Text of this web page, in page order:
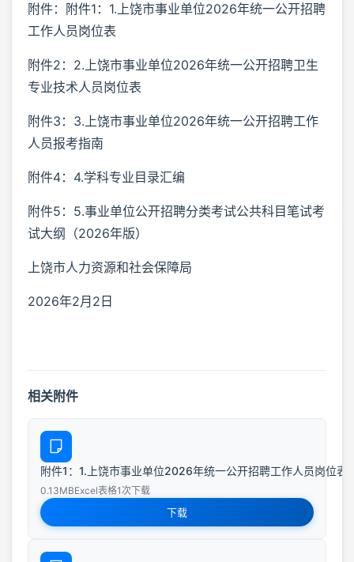
附件：附件1：1.上饶市事业单位2026年统一公开招聘
工作人员岗位表
附件2：2.上饶市事业单位2026年统一公开招聘卫生
专业技术人员岗位表
附件3：3.上饶市事业单位2026年统一公开招聘工作
人员报考指南
附件4：4.学科专业目录汇编
附件5：5.事业单位公开招聘分类考试公共科目笔试考
试大纲（2026年版）
上饶市人力资源和社会保障局
2026年2月2日
相关附件
附件1：1.上饶市事业单位2026年统一公开招聘工作人员岗位表
0.13MBExcel表格1次下载
下载